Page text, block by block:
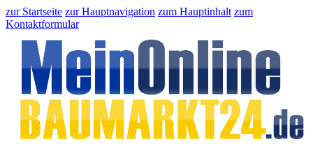
zur Startseite zur Hauptnavigation zum Hauptinhalt zum
Kontaktformular